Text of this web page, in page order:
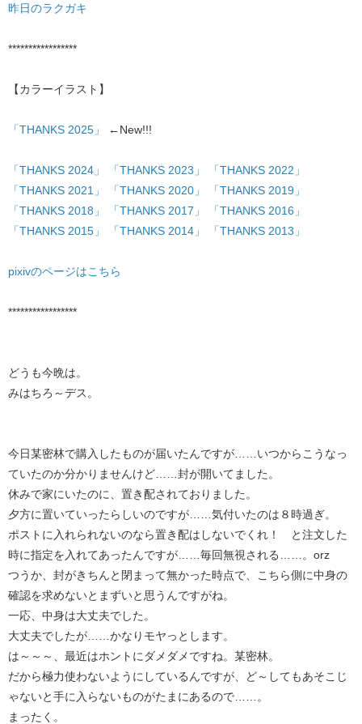
昨日のラクガキ
*****************
【カラーイラスト】
「THANKS 2025」 ←New!!!
「THANKS 2024」 「THANKS 2023」
「THANKS 2022」
「THANKS 2021」
「THANKS 2020」
「THANKS 2019」
「THANKS 2018」
「THANKS 2017」
「THANKS 2016」
「THANKS 2015」
「THANKS 2014」 「THANKS 2013」
pixivのページはこちら
*****************
どうも今晩は。
みはちろ～デス。
今日某密林で購入したものが届いたんですが……いつからこうなっ
ていたのか分かりませんけど……封が開いてました。
休みで家にいたのに、置き配されておりました。
夕方に置いていったらしいのですが……気付いたのは８時過ぎ。
ポストに入れられないのなら置き配はしないでくれ！ と注文した
時に指定を入れてあったんですが……毎回無視される……。orz
つうか、封がきちんと閉まって無かった時点で、こちら側に中身の
確認を求めないとまずいと思うんですがね。
一応、中身は大丈夫でした。
大丈夫でしたが……かなりモヤっとします。
は～～～、最近はホントにダメダメですね。某密林。
だから極力使わないようにしているんですが、ど～してもあそこじ
ゃないと手に入らないものがたまにあるので……。
まったく。